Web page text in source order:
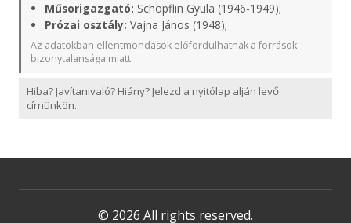
Műsorigazgató: Schöpflin Gyula (1946-1949);
Prózai osztály: Vajna János (1948);
Az adatokban ellentmondások előfordulhatnak a források
bizonytalansága miatt.
Hiba? Javítanivaló? Hiány? Jelezd a nyitólap alján levő
címünkön.
© 2026 All rights reserved.